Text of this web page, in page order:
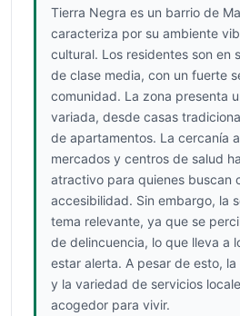
Tierra Negra es un barrio de
caracteriza por su ambiente
cultural. Los residentes son en
de clase media, con un fuerte
comunidad. La zona presenta
variada, desde casas
de apartamentos. La cercanía
mercados y centros de salud
atractivo para quienes buscan
accesibilidad. Sin embargo, la
tema relevante, ya que se
de delincuencia, lo que lleva a
estar alerta. A pesar de esto,
y la variedad de servicios
acogedor para vivir.